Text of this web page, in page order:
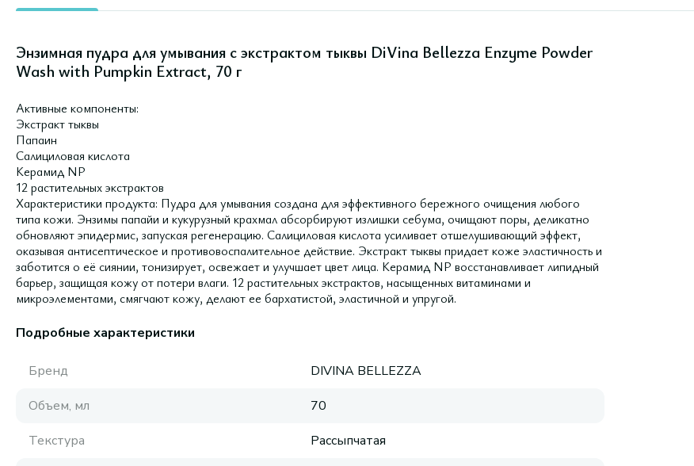
Энзимная пудра для умывания с экстрактом тыквы DiVina Bellezza Enzyme Powder
Wash with Pumpkin Extract, 70 г
Активные компоненты:
Экстракт тыквы
Папаин
Салициловая кислота
Керамид NP
12 растительных экстрактов
Характеристики продукта: Пудра для умывания создана для эффективного бережного очищения любого
типа кожи. Энзимы папайи и кукурузный крахмал абсорбируют излишки себума, очищают поры, деликатно
обновляют эпидермис, запуская регенерацию. Салициловая кислота усиливает отшелушивающий эффект,
оказывая антисептическое и противовоспалительное действие. Экстракт тыквы придает коже эластичность и
заботится о её сиянии, тонизирует, освежает и улучшает цвет лица. Керамид NP восстанавливает липидный
барьер, защищая кожу от потери влаги. 12 растительных экстрактов, насыщенных витаминами и
микроэлементами, смягчают кожу, делают ее бархатистой, эластичной и упругой.
Подробные характеристики
Бренд
DIVINA BELLEZZA
Объем, мл
70
Текстура
Рассыпчатая